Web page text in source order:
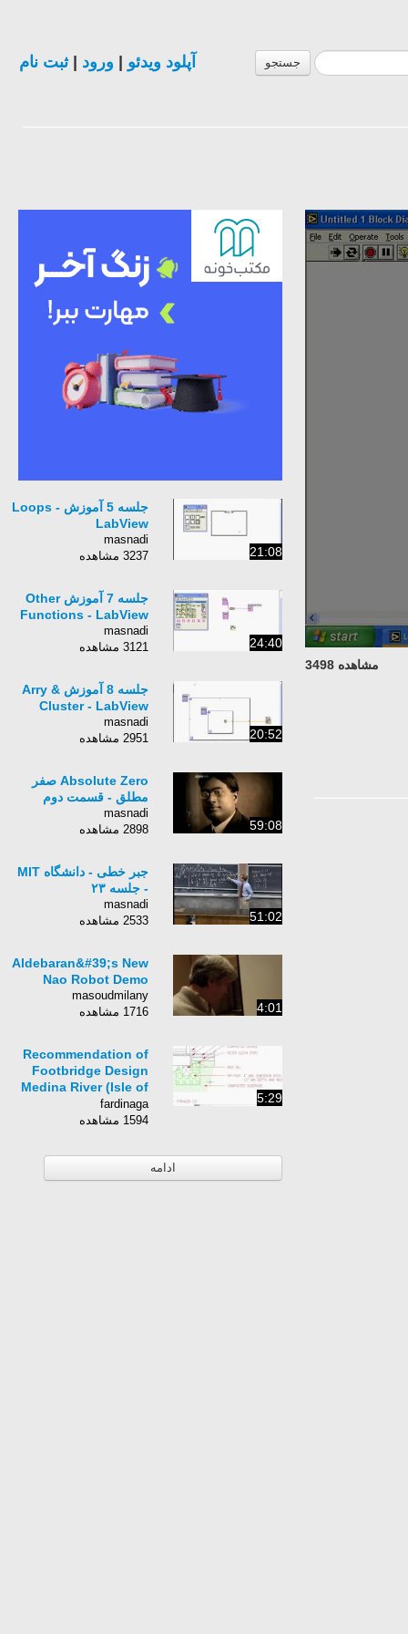
جستجو آپلود ویدئو ورود |ثبت نام
مشاهده 3498
21:08
جلسه 5 آموزش Loops -
LabView
masnadi
3237 مشاهده
24:40
جلسه 7 آموزش Other
Functions - LabView
masnadi
3121 مشاهده
20:52
جلسه 8 آموزش Arry &
Cluster - LabView
masnadi
2951 مشاهده
59:08
Absolute Zero صفر
مطلق - قسمت دوم
masnadi
2898 مشاهده
51:02
جبر خطی - دانشگاه MIT
- جلسه ۲۳
masnadi
2533 مشاهده
4:01
Aldebaran&#39;s New
Nao Robot Demo
masoudmilany
1716 مشاهده
5:29
Recommendation of
Footbridge Design
Medina River (Isle of
Wight)
fardinaga
1594 مشاهده
ادامه